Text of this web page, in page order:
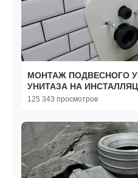
МОНТАЖ ПОДВЕСНОГО
УНИТАЗА НА
125 343 просмотров